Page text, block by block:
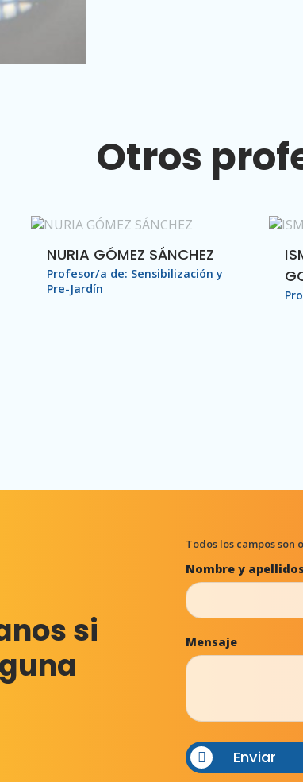
Otros
NURIA GÓMEZ SÁNCHEZ
Profesor/a de: Sensibilización y
Pre-Jardín
si
Todos los campos son
Nombre y apellidos
Mensaje
Enviar